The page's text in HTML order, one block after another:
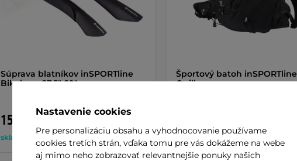
Súprava blatníkov inSPORTline
Bikobran 27,5"-29"
15,90 €
skladom na predajni
Športový batoh inSPORTline
Quillan
na sklade
Nastavenie cookies
Pre personalizáciu obsahu a vyhodnocovanie používame
cookies tretích strán, vďaka tomu pre vás dokážeme na webe
aj mimo neho zobrazovať relevantnejšie ponuky našich